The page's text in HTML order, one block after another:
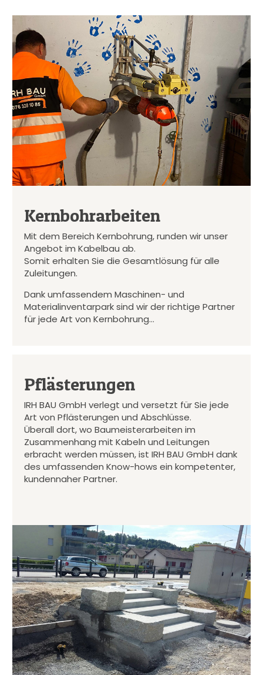
Kernbohrarbeiten
Mit dem Bereich Kernbohrung, runden wir unser
Angebot im Kabelbau ab.
Somit erhalten Sie die Gesamtlösung für alle
Zuleitungen.
Dank umfassendem Maschinen- und
Materialinventarpark sind wir der richtige Partner
für jede Art von Kernbohrung…
Pflästerungen
IRH BAU GmbH verlegt und versetzt für Sie jede
Art von Pflästerungen und Abschlüsse.
Überall dort, wo Baumeisterarbeiten im
Zusammenhang mit Kabeln und Leitungen
erbracht werden müssen, ist IRH BAU GmbH dank
des umfassenden Know-hows ein kompetenter,
kundennaher Partner.